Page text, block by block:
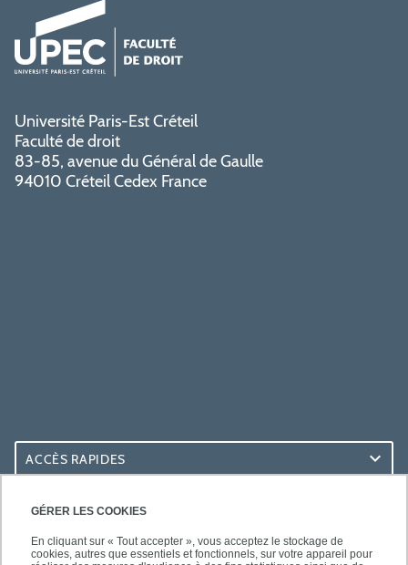
GÉRER LES COOKIES
En cliquant sur « Tout accepter », vous acceptez le stockage de
cookies, autres que essentiels et fonctionnels, sur votre appareil pour
Université Paris-Est Créteil
Faculté de droit
83-85, avenue du Général de Gaulle
94010 Créteil Cedex France
ACCÈS RAPIDES
ACCÈS PRATIQUES